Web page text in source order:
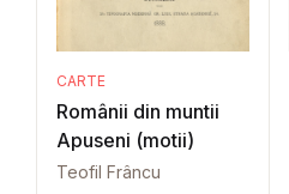
CARTE
Românii din muntii
Apuseni (motii)
Teofil Frâncu